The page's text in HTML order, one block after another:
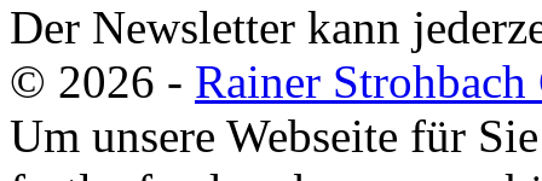
Der Newsletter kann
© 2026 - Rainer
Um unsere Webseite für